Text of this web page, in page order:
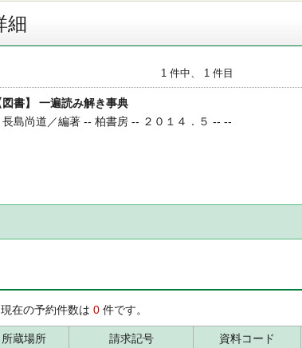
細
1 件中、 1 件目
図書】 一遍読み解き事典
島尚道／編著 -- 柏書房 -- ２０１４．５ -- --
在の予約件数は 0 件です。
所蔵場所 請求記号 資料コード